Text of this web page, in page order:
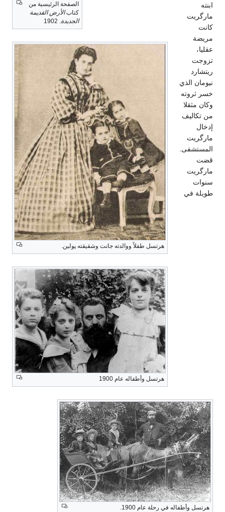
الصفحة الرئيسية من
كتابالأرض القديمة
الجديدة
هرتسل طفلاً ووالدته جانت وشقيقته پولين.
هرتسل وأطفاله عام 1900
هرتسل وأطفاله في رحلة عام 1900.
ابنته
مارگريت
كانت
مريضة
عقليا،
تزوجت
ريتشارد
نيومان الذي
خسر ثروته
وكان مثقلا
من تكاليف
إدخال
مارگريت
المستشفى.
قضت
مارگريت
سنوات
طويلة في